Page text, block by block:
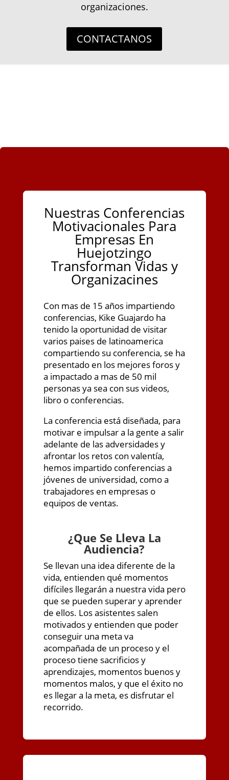
organizaciones.
CONTACTANOS
Nuestras Conferencias
Motivacionales Para
Empresas En
Huejotzingo
Transforman Vidas y
Organizacines
Con mas de 15 años impartiendo
conferencias, Kike Guajardo ha
tenido la oportunidad de visitar
varios paises de latinoamerica
compartiendo su conferencia, se ha
presentado en los mejores foros y
a impactado a mas de 50 mil
personas ya sea con sus videos,
libro o conferencias.
La conferencia está diseñada, para
motivar e impulsar a la gente a salir
adelante de las adversidades y
afrontar los retos con valentía,
hemos impartido conferencias a
jóvenes de universidad, como a
trabajadores en empresas o
equipos de ventas.
¿Que Se Lleva La
Audiencia?
Se llevan una idea diferente de la
vida, entienden qué momentos
difíciles llegarán a nuestra vida pero
que se pueden superar y aprender
de ellos. Los asistentes salen
motivados y entienden que poder
conseguir una meta va
acompañada de un proceso y el
proceso tiene sacrificios y
aprendizajes, momentos buenos y
momentos malos, y que el éxito no
es llegar a la meta, es disfrutar el
recorrido.